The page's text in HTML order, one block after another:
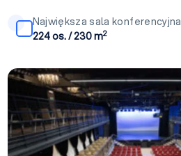
Największa sala konferencyjna
224 os. / 230 m2
Scena - Widownia